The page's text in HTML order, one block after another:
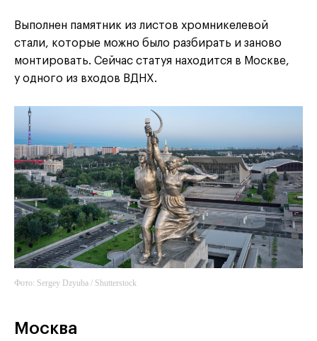
Выполнен памятник из листов хромникелевой
стали, которые можно было разбирать и заново
монтировать. Сейчас статуя находится в Москве,
у одного из входов ВДНХ.
Фото: Sergey Dzyuba / Shutterstock
Москва